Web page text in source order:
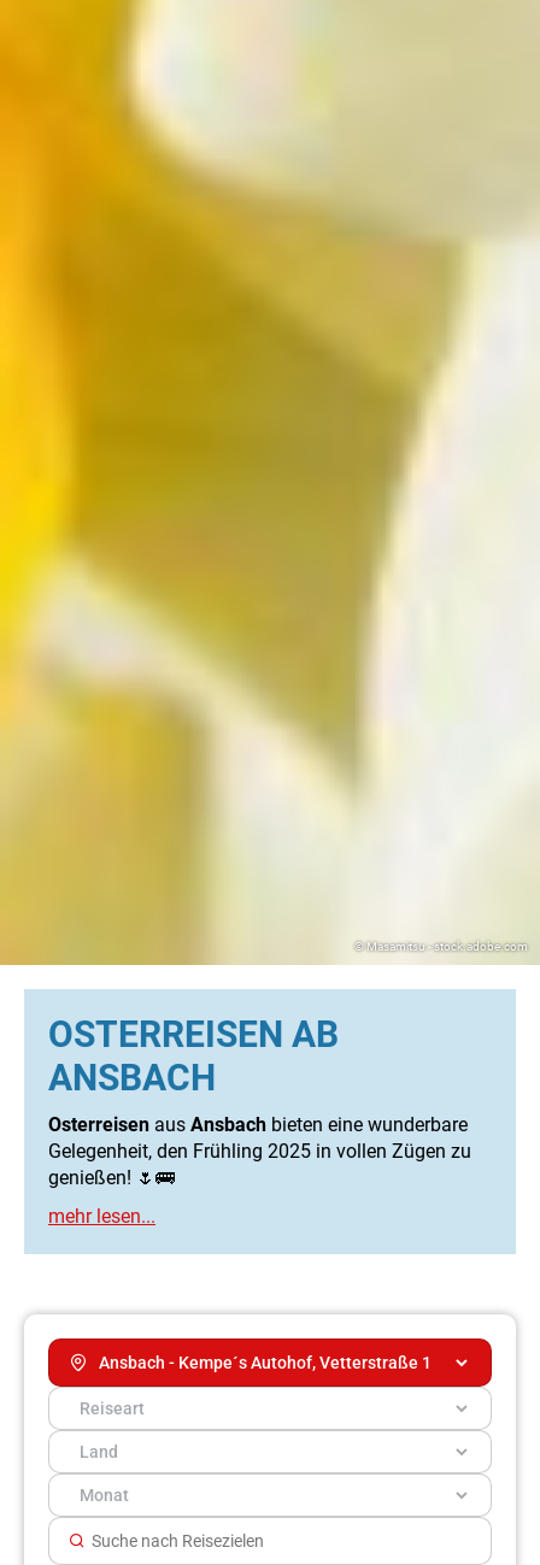
© Masamitsu - stock.adobe.com
OSTERREISEN AB
ANSBACH
Osterreisen aus Ansbach bieten eine wunderbare
Gelegenheit, den Frühling 2025 in vollen Zügen zu
genießen! 🌷🚌